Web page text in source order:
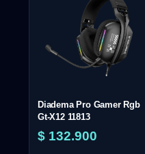
Diadema Pro Gamer Rgb
Gt-X12 11813
$ 132.900